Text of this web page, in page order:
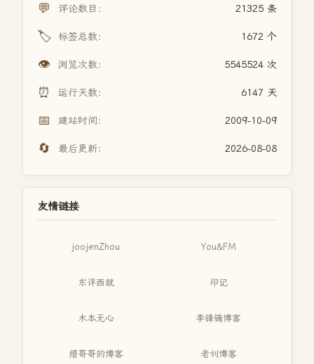
💬 评论数目： 21325 条
🏷️ 标签总数： 1672 个
👁️ 浏览次数： 5545524 次
⏰ 运行天数： 6147 天
📅 建站时间： 2009-10-09
🔄 最后更新： 2026-08-08
友情链接
joojenZhou You&FM
东评西就 印记
木本无心 李锋镝博客
缙哥哥的博客 老刘博客